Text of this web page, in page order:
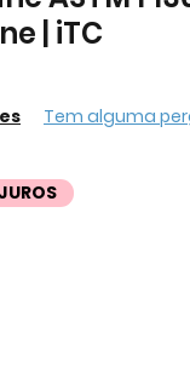
| iTC
Tem alguma